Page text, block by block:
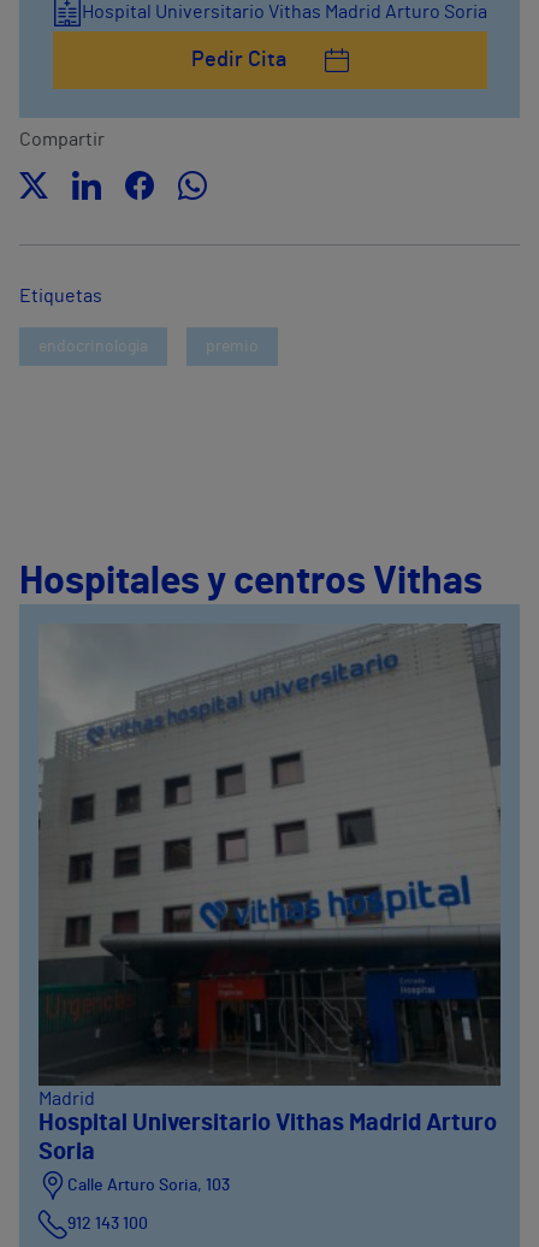
Hospital Universitario Vithas Madrid Arturo Soria
Pedir Cita
Compartir
Etiquetas
endocrinología premio
Hospitales y centros Vithas
Madrid
Hospital Universitario Vithas Madrid Arturo
Soria
Calle Arturo Soria, 103
912 143 100